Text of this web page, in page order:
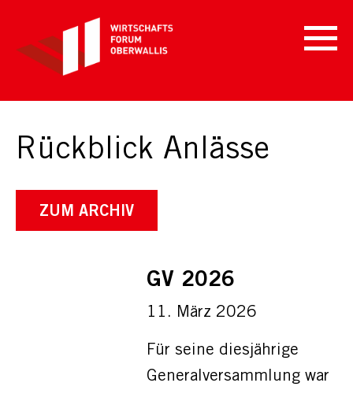
Rückblick Anlässe
ZUM ARCHIV
GV 2026
11. März 2026
Für seine diesjährige
Generalversammlung war